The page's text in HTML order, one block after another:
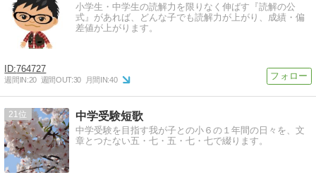
小学生・中学生の読解力を限りなく伸ばす『読解の公
式』があれば、どんな子でも読解力が上がり、成績・偏
差値が上がります。
764727
週間IN:20 週間OUT:30 月間IN:40
21 中学受験短歌
中学受験を目指す我が子との小６の１年間の日々を、文
章とつたない五・七・五・七・七で綴ります。